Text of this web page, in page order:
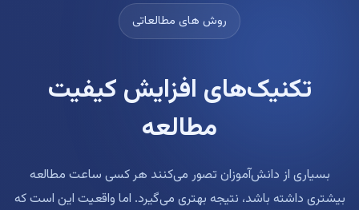
روش های مطالعاتی
تکنیک‌های افزایش کیفیت
مطالعه
بسیاری از دانش‌آموزان تصور می‌کنند هر کسی ساعت مطالعه
بیشتری داشته باشد، نتیجه بهتری می‌گیرد. اما واقعیت این است که